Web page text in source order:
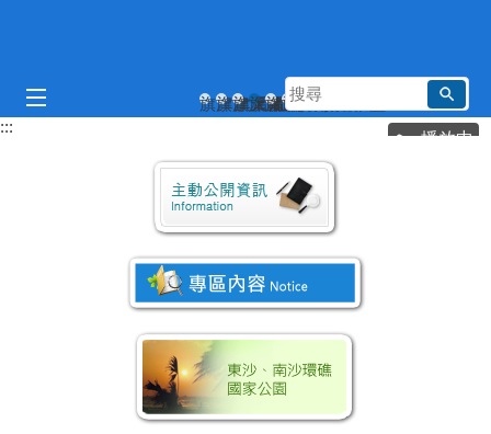
搜
尋
播放中
旗津旗后燈塔
旗津天后宮
旗津輪渡站
旗津風車公園
旗津貝殼館
旗津彩虹教堂
:::